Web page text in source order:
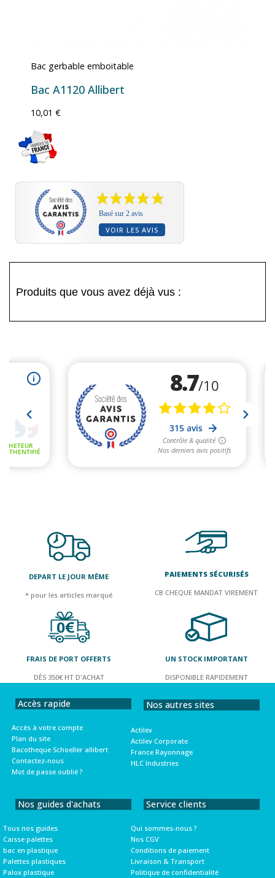
Bac gerbable emboitable
Bac A1120 Allibert
10,01 €
Basé sur 2 avis
VOIR LES AVIS
Produits que vous avez déjà vus :
DEPART LE JOUR MÊME
* pour les articles marqué
PAIEMENTS SÉCURISÉS
CB CHEQUE MANDAT VIREMENT
FRAIS DE PORT OFFERTS
DÈS 350€ HT D'ACHAT
UN STOCK IMPORTANT
DISPONIBLE RAPIDEMENT
Accès rapide
Accès à votre compte
Plan du site
Bacotheque Schoeller allibert
Contactez-nous
Mot de passe oublié ?
Nos autres sites
Actilev
Actilev Corporate
France Rayonnage
HLC Industries
Nos guides d'achats
Tous nos guides
Caisse palettes
bac en plastique
Palettes plastiques
Palox plastique
Service clients
Qui sommes-nous ?
Nos CGV
Conditions de paiement
Livraison & Transport
Politique de confidentialité